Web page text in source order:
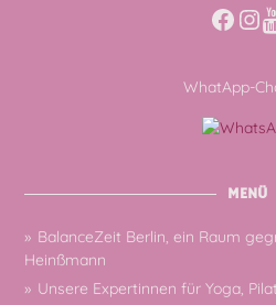
WhatApp-
MENÜ
BalanceZeit Berlin, ein Raum
Heinßmann
Unsere Expertinnen für Yoga,